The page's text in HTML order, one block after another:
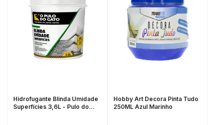
Hidrofugante Blinda Umidade
Superfícies 3,6L - Pulo do
Hobby Art Decora Pinta Tudo
250ML Azul Marinho